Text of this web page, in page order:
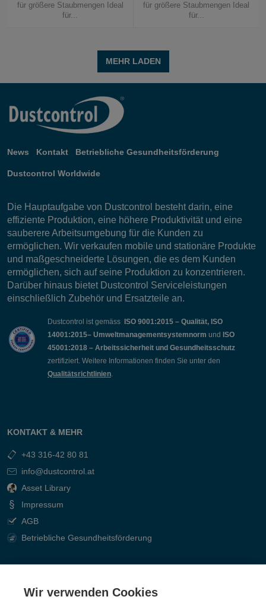
für größere Staubmengen Ideal
für...
für größere Staubmengen Ideal
für...
MEHR LADEN
News Kontakt Betriebliche Gesundheitsförderung
Dustcontrol Worldwide
Die Hauptaufgabe von Dustcontrol besteht darin, eine
effiziente Produktion, eine höhere Produktivität und eine
sauberere Arbeitsumgebung für die Kunden zu
ermöglichen. Wir verkaufen mobile und stationäre Produkte
und maßgeschneiderte Lösungen, die es dem Kunden
ermöglichen, sich auf seine Produktion zu konzentrieren.
Darüber hinaus bietet Dustcontrol Serviceleistungen
einschließlich Zubehör und Ersatzteile an.
Dustcontrol ist gemäss
ISO 9001:2015 – Qualität, ISO
14001:2015– Umweltmanagementsystemnorm und ISO
45001:2018 – Arbeitssicherheit und Gesundheitsschutz
zertifiziert. Weitere Informationen finden Sie unter den
Qualitätsrichtlinien.
KONTAKT & MEHR
+43 316-42 80 81
info@dustcontrol.at
Asset Library
Impressum
AGB
Betriebliche Gesundheitsförderung
KontaktWir verwenden Cookies